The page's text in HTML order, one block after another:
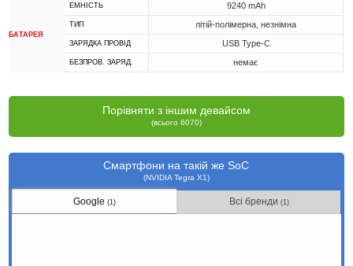
БАТАРЕЯ
ЕМНІСТЬ 9240 mAh
ТИП літій-полімерна, незнімна
ЗАРЯДКА ПРОВІД USB Type-C
БЕЗПРОВ. ЗАРЯД. немає
Порівняти з іншим девайсом
(всього 6070)
Смартфони на такій же SoC
(NVIDIA Tegra X1)
Google(1) Всі бренди (1)